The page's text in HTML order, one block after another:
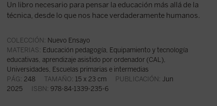
Un libro necesario para pensar la educación más allá de la
técnica, desde lo que nos hace verdaderamente humanos.
COLECCIÓN: Nuevo Ensayo
MATERIAS: Educación pedagogía, Equipamiento y tecnología
educativas, aprendizaje asistido por ordenador (CAL),
Universidades, Escuelas primarias e intermedias
PÁG: 248 TAMAÑO: 15 x 23 cm PUBLICACIÓN: Jun
2025 ISBN: 978-84-1339-235-6